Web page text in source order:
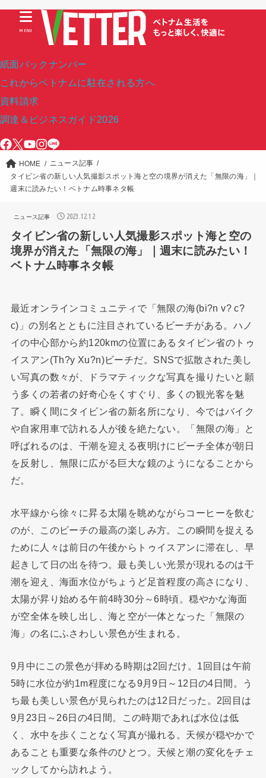
紙面バックナンバー
これからベトナムに駐在される方へ
資料請求
調達＆ビジネスガイド2026
MENU
HOME
ニュース記事
タイビン省の新しい人気撮影スポット海と空の境界が消えた「無限の海」｜
週末に読みたい！ベトナム時事ネタ帳
ニュース記事 2023.12.12
タイビン省の新しい人気撮影スポット海と空の
境界が消えた「無限の海」｜週末に読みたい！
ベトナム時事ネタ帳
最近オンラインコミュニティで「無限の海(bi?n v? c?
c)」の別名とともに注目されているビーチがある。ハノ
イの中心部から約120kmの位置にあるタイビン省のトゥ
イスアン(Th?y Xu?n)ビーチだ。SNSで拡散された美し
い写真の数々が、ドラマティックな写真を撮りたいと願
う多くの若者の好奇心をくすぐり、多くの観光客を魅
了。瞬く間にタイビン省の新名所になり、今ではバイク
や自家用車で訪れる人が後を絶たない。「無限の海」と
呼ばれるのは、干潮を迎える夜明けにビーチ全体が朝日
を反射し、無限に広がる巨大な鏡のようになることから
だ。
水平線から徐々に昇る太陽を眺めながらコーヒーを飲む
のが、このビーチの最高の楽しみ方。この瞬間を捉える
ために人々は前日の午後からトゥイスアンに滞在し、早
起きして日の出を待つ。最も美しい光景が現れるのは干
潮を迎え、海面水位がちょうど足首程度の高さになり、
太陽が昇り始める午前4時30分～6時頃。穏やかな海面
が空全体を映し出し、海と空が一体となった「無限の
海」の名にふさわしい景色が生まれる。
9月中にこの景色が拝める時期は2回だけ。1回目は午前
5時に水位が約1m程度になる9月9日～12日の4日間。う
ち最も美しい景色が見られたのは12日だった。2回目は
9月23日～26日の4日間。この時期であれば水位は低
く、水中を歩くことなく写真が撮れる。天候が穏やかで
あることも重要な条件のひとつ。天候と潮の変化をチェ
ックしてから訪れよう。